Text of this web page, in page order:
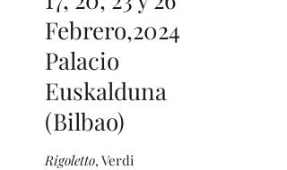
Febrero,2024
Palacio
Euskalduna
(Bilbao)
Rigoletto, Verdi